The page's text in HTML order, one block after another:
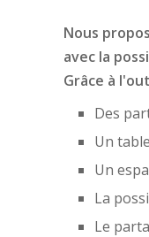
Nous
avec la
Grâce à
Des
Un
Un
La
Le